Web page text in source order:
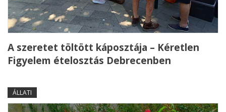
A szeretet töltött káposztája – Kéretlen
Figyelem ételosztás Debrecenben
ÁLLATI